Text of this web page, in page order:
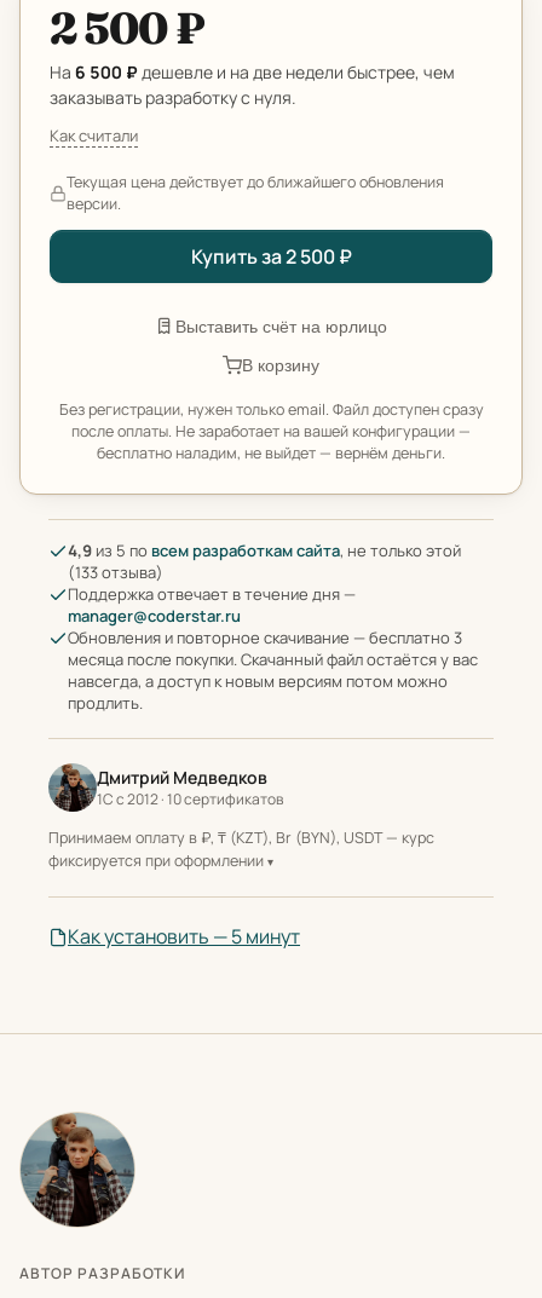
2 500 ₽
На 6 500 ₽дешевле и на две недели быстрее, чем
заказывать разработку с нуля.
Как считали
Текущая цена действует до ближайшего обновления
версии.
Купить за 2 500 ₽
Выставить счёт на юрлицо
В корзину
Без регистрации, нужен только email. Файл доступен сразу
после оплаты. Не заработает на вашей конфигурации —
бесплатно наладим, не выйдет — вернём деньги.
4,9 из 5 по всем разработкам сайта, не только этой
(133 отзыва)
Поддержка отвечает в течение дня —
manager@coderstar.ru
Обновления и повторное скачивание — бесплатно 3
месяца после покупки. Скачанный файл остаётся у вас
навсегда, а доступ к новым версиям потом можно
продлить.
Дмитрий Медведков
1С с 2012 · 10 сертификатов
Принимаем оплату в ₽, ₸ (KZT), Br (BYN), USDT — курс
фиксируется при оформлении
Как установить — 5 минут
АВТОР РАЗРАБОТКИ